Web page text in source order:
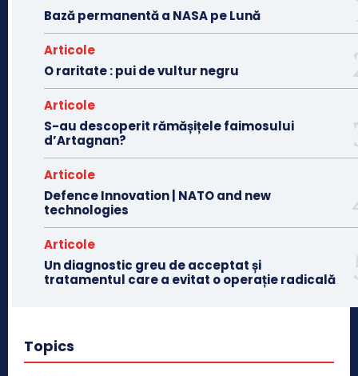
Bază permanentă a NASA pe Lună
Articole
O raritate : pui de vultur negru
Articole
S-au descoperit rămășițele faimosului
d’Artagnan?
Articole
Defence Innovation | NATO and new
technologies
Articole
Un diagnostic greu de acceptat și
tratamentul care a evitat o operație radicală
Topics